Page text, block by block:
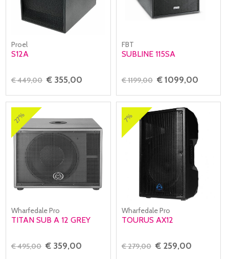
Proel
S12A
€ 449,00 € 355,00
FBT
SUBLINE 115SA
€ 1199,00 € 1099,00
27%
Wharfedale Pro
TITAN SUB A 12 GREY
€ 495,00 € 359,00
7%
Wharfedale Pro
TOURUS AX12
€ 279,00 € 259,00